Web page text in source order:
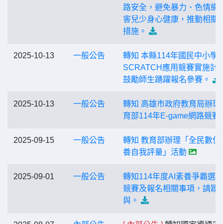
路安全，避免暴力、色情網
害兒少身心健康，推動相關
措施。
2025-10-13 一般公告
轉知 本縣114年國民中小學
SCRATCH應用競賽實施計
鼓勵師生踴躍報名參賽。
2025-10-13 一般公告
轉知 高雄市政府教育局辦理
育部114年E-game網路競賽
2025-09-15 一般公告
轉知 教育部辦理「全民數位
養自我評量」活動
2025-09-01 一般公告
轉知114年度AI素養爭霸選
競賽及報名相關事項，請踴
與。